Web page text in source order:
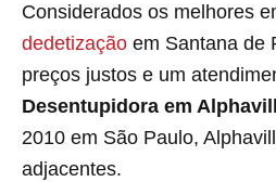
Considerados os melhores
dedetização em Santana de
preços justos e um
Desentupidora em
2010 em São Paulo,
adjacentes.